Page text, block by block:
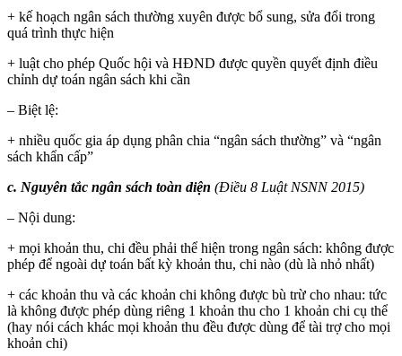
+ kế hoạch ngân sách thường xuyên được bổ sung, sửa đổi trong
quá trình thực hiện
+ luật cho phép Quốc hội và HĐND được quyền quyết định điều
chỉnh dự toán ngân sách khi cần
– Biệt lệ:
+ nhiều quốc gia áp dụng phân chia “ngân sách thường” và “ngân
sách khẩn cấp”
c. Nguyên tắc ngân sách toàn diện (Điều 8 Luật NSNN 2015)
– Nội dung:
+ mọi khoản thu, chi đều phải thể hiện trong ngân sách: không được
phép để ngoài dự toán bất kỳ khoản thu, chi nào (dù là nhỏ nhất)
+ các khoản thu và các khoản chi không được bù trừ cho nhau: tức
là không được phép dùng riêng 1 khoản thu cho 1 khoản chi cụ thể
(hay nói cách khác mọi khoản thu đều được dùng để tài trợ cho mọi
khoản chi)